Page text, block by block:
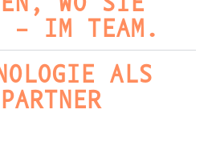
– IM TEAM.
ALS